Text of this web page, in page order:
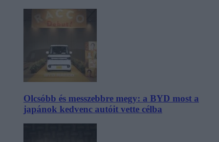
Olcsóbb és messzebbre megy: a BYD most a
japánok kedvenc autóit vette célba